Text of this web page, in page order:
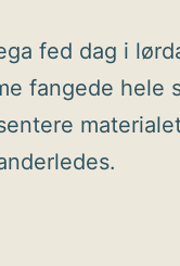
fed dag i
fangede hele